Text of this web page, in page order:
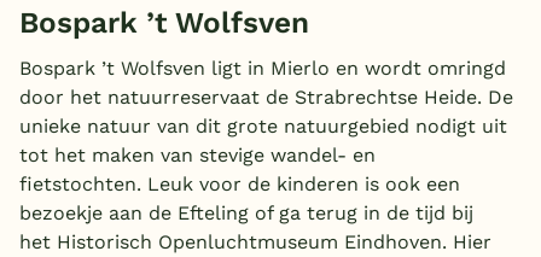
Bospark ’t Wolfsven
Bospark ’t Wolfsven ligt in Mierlo en wordt omringd
door het natuurreservaat de Strabrechtse Heide. De
unieke natuur van dit grote natuurgebied nodigt uit
tot het maken van stevige wandel- en
fietstochten. Leuk voor de kinderen is ook een
bezoekje aan de Efteling of ga terug in de tijd bij
het Historisch Openluchtmuseum Eindhoven. Hier